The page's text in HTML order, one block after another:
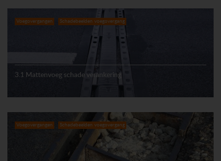
Voegovergangen Schadebeelden voegovergang
3.1 Mattenvoeg schade verankering
Voegovergangen Schadebeelden voegovergang